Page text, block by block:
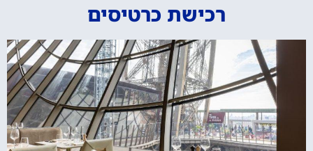
רכישת כרטיסים